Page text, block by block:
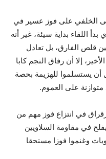
الخلفي على فوز عسير في
اللقاء بداية سيئة، غير أنه
قلص الفارق، بل تعادل
إلا أن رفاق النجم كابا
أن يستسلموا للهزيمة بحصة
في انتزاع فوز مهم من
في مقاومة السلاويين
وغنموا فوزا مستحقا